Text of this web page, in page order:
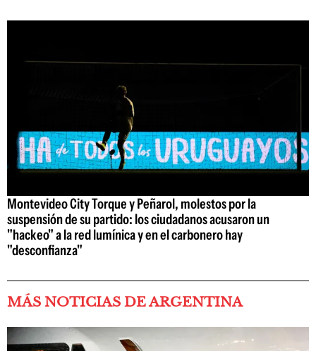
Montevideo City Torque y Peñarol, molestos por la
suspensión de su partido: los ciudadanos acusaron un
"hackeo" a la red lumínica y en el carbonero hay
"desconfianza"
MÁS NOTICIAS DE ARGENTINA